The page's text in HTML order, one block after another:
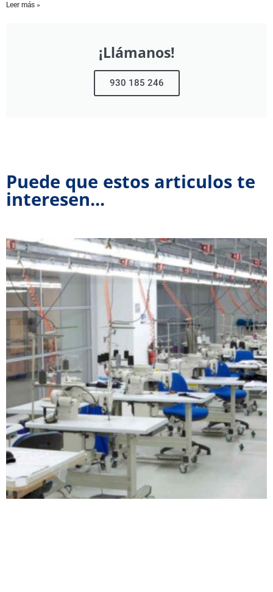
Leer más »
¡Llámanos!
930 185 246
Puede que estos articulos te
interesen...